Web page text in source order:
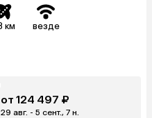
км везде
от 124 497 ₽
29 авг. - 5 сент., 7 н.